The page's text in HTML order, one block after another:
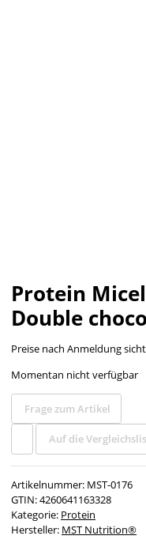
Protein
Double
Preise nach Anmeldung
Momentan nicht verfügbar
Frage zum Artikel
Auf die
Artikelnummer: MST-0176
GTIN:4260641163328
Kategorie: Protein
Hersteller: MST Nutrition®